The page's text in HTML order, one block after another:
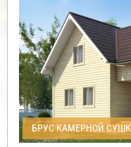
БРУС КАМЕРНОЙ